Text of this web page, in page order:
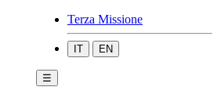
Terza Missione
IT EN
☰